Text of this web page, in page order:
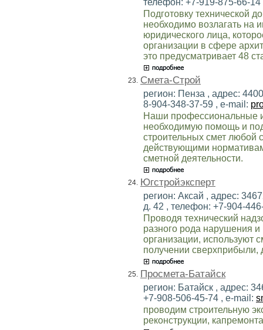
Подготовку технической
необходимо возлагать на
юридического лица,
организации в сфере
это предусматривает 48
23. Смета-Строй
регион: Пенза , адрес:
8-904-348-37-59 , e-mail:
Наши профессиональные
необходимую помощь и
строительных смет любой
действующими
сметной деятельности.
24. Югстройэксперт
регион: Аксай , адрес:
д. 42 , телефон: +7-904-
Проводя технический
разного рода нарушения
организации, используют
получении сверхприбыли,
25. Просмета-Батайск
регион: Батайск , адрес:
+7-908-506-45-74 , e-mail:
проводим строительную
реконструкции,